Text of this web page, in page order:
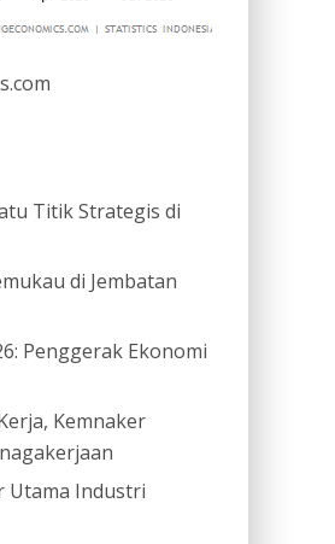
Titik Strategis di
di Jembatan
Penggerak Ekonomi
Kemnaker
Utama Industri